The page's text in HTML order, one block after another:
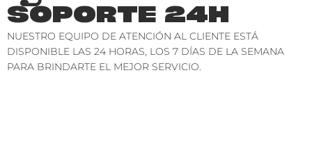
SOPORTE 24H
NUESTRO EQUIPO DE ATENCIÓN AL CLIENTE ESTÁ
DISPONIBLE LAS 24 HORAS, LOS 7 DÍAS DE LA SEMANA
PARA BRINDARTE EL MEJOR SERVICIO.